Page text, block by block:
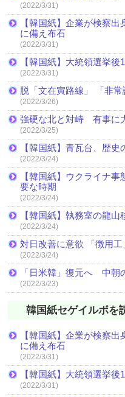
(2022/3/31)
【韓国紙】企業が検察
に備え布石
(2022/3/31)
【韓国紙】大統領選挙
(2022/3/31)
脱「文在寅路線」 「非
(2022/3/26)
強硬な北と対峙 有事に
(2022/3/25)
【韓国紙】青瓦台、歴史
(2022/3/24)
【韓国紙】ウクライナ
要な時期
(2022/3/24)
【韓国紙】執務室の龍
(2022/3/24)
対日改善に意欲 「徴用
(2022/3/24)
「日米韓」復元へ 中朝
(2022/3/23)
韓国紙セゲイルボを
【韓国紙】企業が検察
に備え布石
(2022/3/31)
【韓国紙】大統領選挙
(2022/3/31)